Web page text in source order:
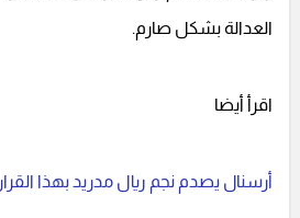
العدالة بشكل صارم.
اقرأ أيضا
أرسنال يصدم نجم ريال مدريد بهذا القرار